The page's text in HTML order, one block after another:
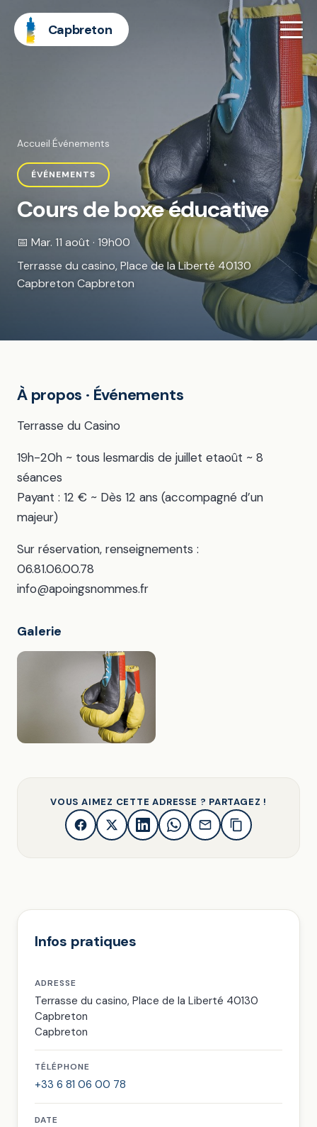
Capbreton
Accueil·Événements
ÉVÉNEMENTS
Cours de boxe éducative
📅 Mar. 11 août · 19h00
Terrasse du casino, Place de la Liberté 40130
Capbreton Capbreton
À propos · Événements
Terrasse du Casino
19h-20h ~ tous lesmardis de juillet etaoût ~ 8
séances
Payant : 12 € ~ Dès 12 ans (accompagné d’un
majeur)
Sur réservation, renseignements :
06.81.06.00.78
info@apoingsnommes.fr
Galerie
VOUS AIMEZ CETTE ADRESSE ? PARTAGEZ !
Infos pratiques
ADRESSE
Terrasse du casino, Place de la Liberté 40130
Capbreton
Capbreton
TÉLÉPHONE
+33 6 81 06 00 78
DATE